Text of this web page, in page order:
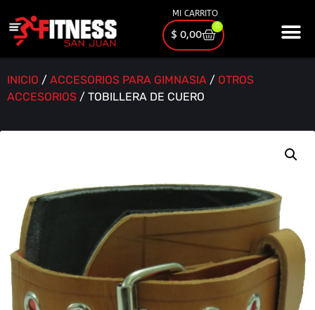
MI CARRITO
$ 0,00
0
INICIO / ACCESORIOS PARA GIMNASIA / OTROS
ACCESORIOS / TOBILLERA DE CUERO